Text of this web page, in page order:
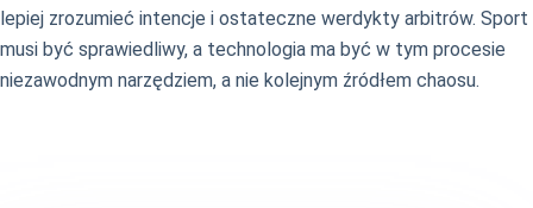
lepiej zrozumieć intencje i ostateczne werdykty arbitrów. Sport
musi być sprawiedliwy, a technologia ma być w tym procesie
niezawodnym narzędziem, a nie kolejnym źródłem chaosu.